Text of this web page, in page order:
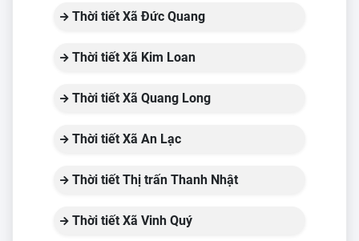
Thời tiết Xã Đức Quang
Thời tiết Xã Kim Loan
Thời tiết Xã Quang Long
Thời tiết Xã An Lạc
Thời tiết Thị trấn Thanh Nhật
Thời tiết Xã Vinh Quý